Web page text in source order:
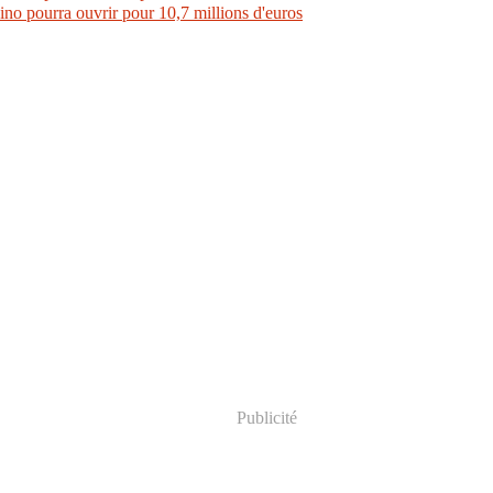
pourra ouvrir pour 10,7 millions d'euros
Publicité